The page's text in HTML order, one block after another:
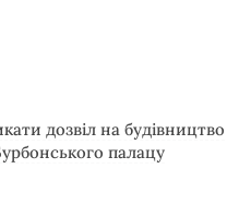
дозвіл на будівництво
палацу